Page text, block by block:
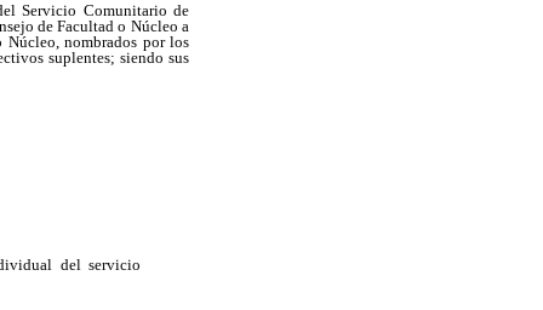
Servicio Comunitario de
de Facultad o Núcleo a
Núcleo, nombrados por los
suplentes; siendo sus
del servicio